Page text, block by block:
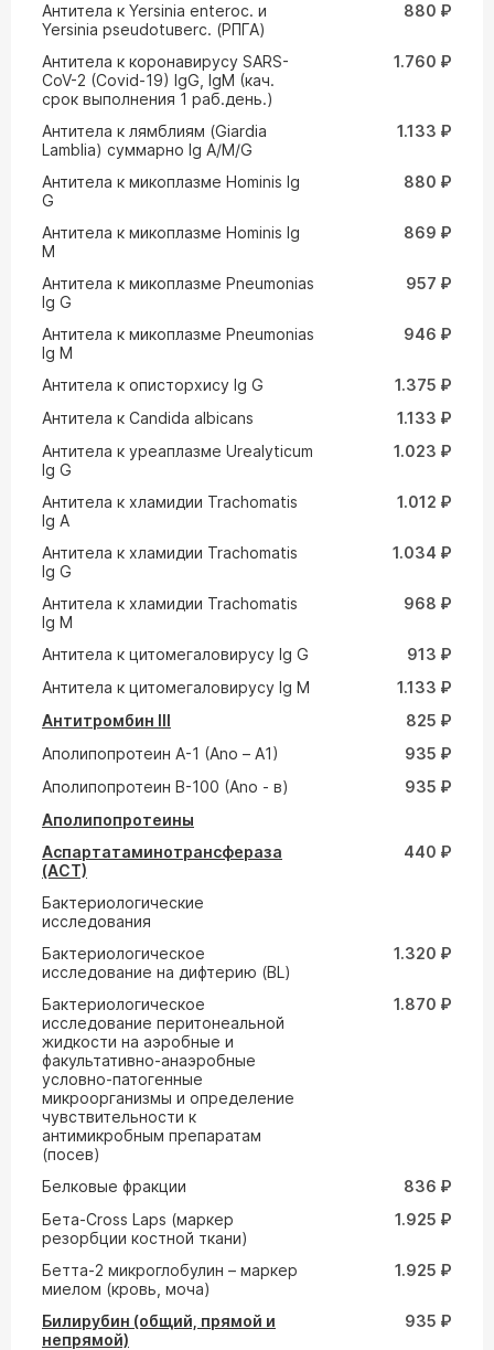
Антитела к Yersinia enteroc. и
Yersinia pseudotuвerc. (РПГА)
880 ₽
Антитела к коронавирусу SARS-
CoV-2 (Covid-19) IgG, IgM (кач.
срок выполнения 1 раб.день.)
1.760 ₽
Антитела к лямблиям (Giardia
Lamblia) суммарно Ig A/M/G
1.133 ₽
Антитела к микоплазме Hominis Ig
G
880 ₽
Антитела к микоплазме Hominis Ig
M
869 ₽
Антитела к микоплазме Pneumonias
Ig G
957 ₽
Антитела к микоплазме Pneumonias
Ig M
946 ₽
Антитела к описторхису Ig G
1.375 ₽
Антитела к Сandida albicans
1.133 ₽
Антитела к уреаплазме Urealyticum
Ig G
1.023 ₽
Антитела к хламидии Trachomatis
Ig A
1.012 ₽
Антитела к хламидии Trachomatis
Ig G
1.034 ₽
Антитела к хламидии Trachomatis
Ig M
968 ₽
Антитела к цитомегаловирусу Ig G
913 ₽
Антитела к цитомегаловирусу Ig M
1.133 ₽
Антитромбин III
825 ₽
Аполипопротеин A-1 (Ano – A1)
935 ₽
Аполипопротеин В-100 (Ano - в)
935 ₽
Аполипопротеины
Аспартатаминотрансфераза
(АСТ)
440 ₽
Бактериологические
исследования
Бактериологическое
исследование на дифтерию (ВL)
1.320 ₽
Бактериологическое
исследование перитонеальной
жидкости на аэробные и
факультативно-анаэробные
условно-патогенные
микроорганизмы и определение
чувствительности к
антимикробным препаратам
(посев)
1.870 ₽
Белковые фракции
836 ₽
Бета-Cross Laps (маркер
резорбции костной ткани)
1.925 ₽
Бетта-2 микроглобулин – маркер
миелом (кровь, моча)
1.925 ₽
Билирубин (общий, прямой и
непрямой)
935 ₽